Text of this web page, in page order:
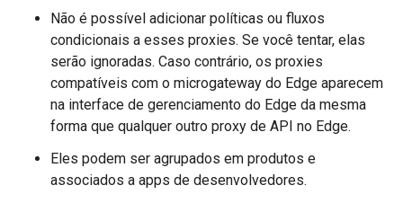
Não é possível adicionar políticas ou fluxos
condicionais a esses proxies. Se você tentar, elas
serão ignoradas. Caso contrário, os proxies
compatíveis com o microgateway do Edge aparecem
na interface de gerenciamento do Edge da mesma
forma que qualquer outro proxy de API no Edge.
Eles podem ser agrupados em produtos e
associados a apps de desenvolvedores.